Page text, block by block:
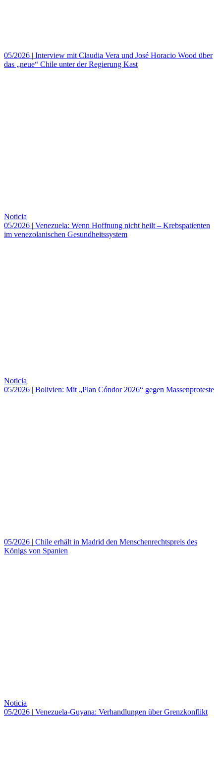
05/2026 | Interview mit Claudia Vera und José Horacio Wood über
das „neue“ Chile unter der Regierung Kast
Noticia
05/2026 | Venezuela: Wenn Hoffnung nicht heilt – Krebspatienten
im venezolanischen Gesundheitssystem
Noticia
05/2026 | Bolivien: Mit „Plan Cóndor 2026“ gegen Massenproteste
05/2026 | Chile erhält in Madrid den Menschenrechtspreis des
Königs von Spanien
Noticia
05/2026 | Venezuela-Guyana: Verhandlungen über Grenzkonflikt